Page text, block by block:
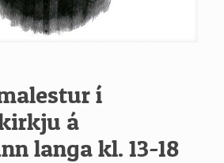
í
á
langa kl. 13-18